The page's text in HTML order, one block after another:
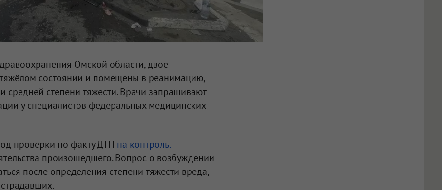
Омской области, двое
состоянии и помещены в реанимацию,
средней степени тяжести. Врачи запрашивают
у специалистов федеральных медицинских
проверки по факту ДТП на контроль.
произошедшего. Вопрос о возбуждении
после определения степени тяжести вреда,